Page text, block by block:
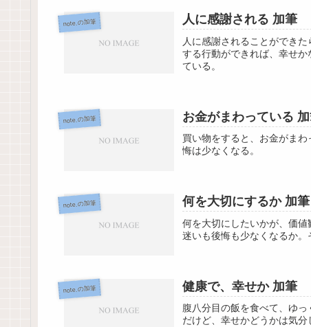
note.の加筆 人に感謝される 加筆
人に感謝されることができ
する行動ができれば、幸せ
ている。
note.の加筆 お金がまわっている
買い物をすると、お金がま
悔は少なくなる。
note.の加筆 何を大切にするか 加筆
何を大切にしたいかが、価値
迷いも後悔も少なくなるか。
note.の加筆 健康で、幸せか 加筆
腹八分目の飯を食べて、ゆ
だけど、幸せかどうかは気分